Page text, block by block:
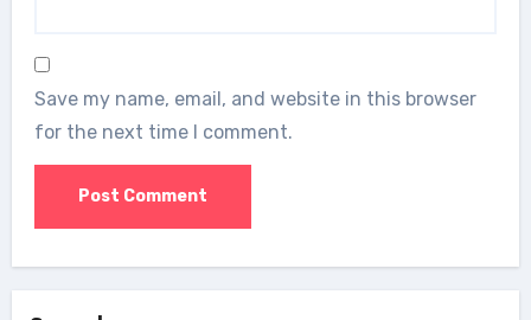
Save my name, email, and website in this browser
for the next time I comment.